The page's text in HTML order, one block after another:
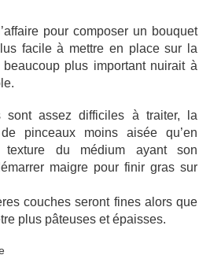
pour composer un bouquet
facile à mettre en place sur la
plus important nuirait à
sont assez difficiles à traiter, la
pinceaux moins aisée qu’en
texture du médium ayant son
maigre pour finir gras sur
couches seront fines alors que
plus pâteuses et épaisses.